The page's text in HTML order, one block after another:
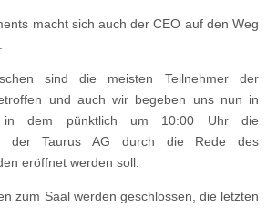
macht sich auch der CEO auf den Weg
sind die meisten Teilnehmer der
und auch wir begeben uns nun in
in dem pünktlich um 10:00 Uhr die
der Taurus AG durch die Rede des
eröffnet werden soll.
zum Saal werden geschlossen, die letzten